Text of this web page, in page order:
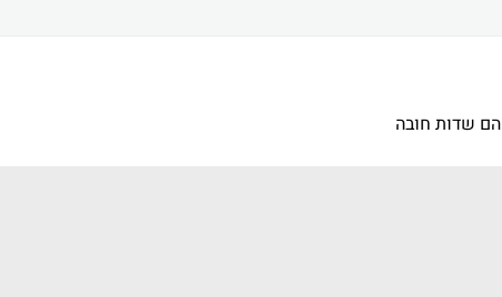
הם שדות חובה